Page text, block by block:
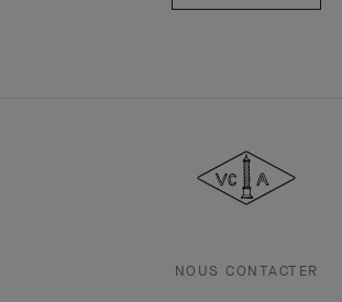
&
Arpels
NOUS CONTACTER